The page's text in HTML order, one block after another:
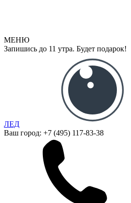
МЕНЮ
Запишись до 11 утра. Будет подарок!
ЛЕД
Ваш город: +7 (495) 117-83-38